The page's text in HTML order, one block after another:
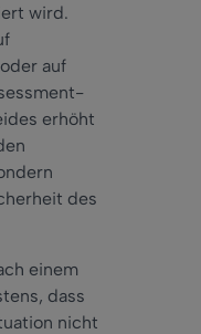
wird.
auf
erhöht
des
einem
dass
nicht